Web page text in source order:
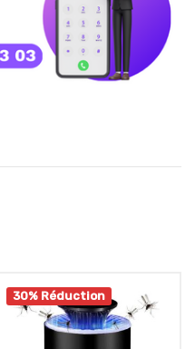
30% Réduction